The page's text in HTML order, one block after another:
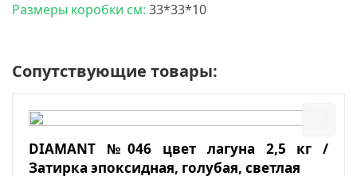
Размеры коробки см: 33*33*10
Сопутствующие товары:
DIAMANT №046 цвет лагуна 2,5 кг /
Затирка эпоксидная, голубая, светлая